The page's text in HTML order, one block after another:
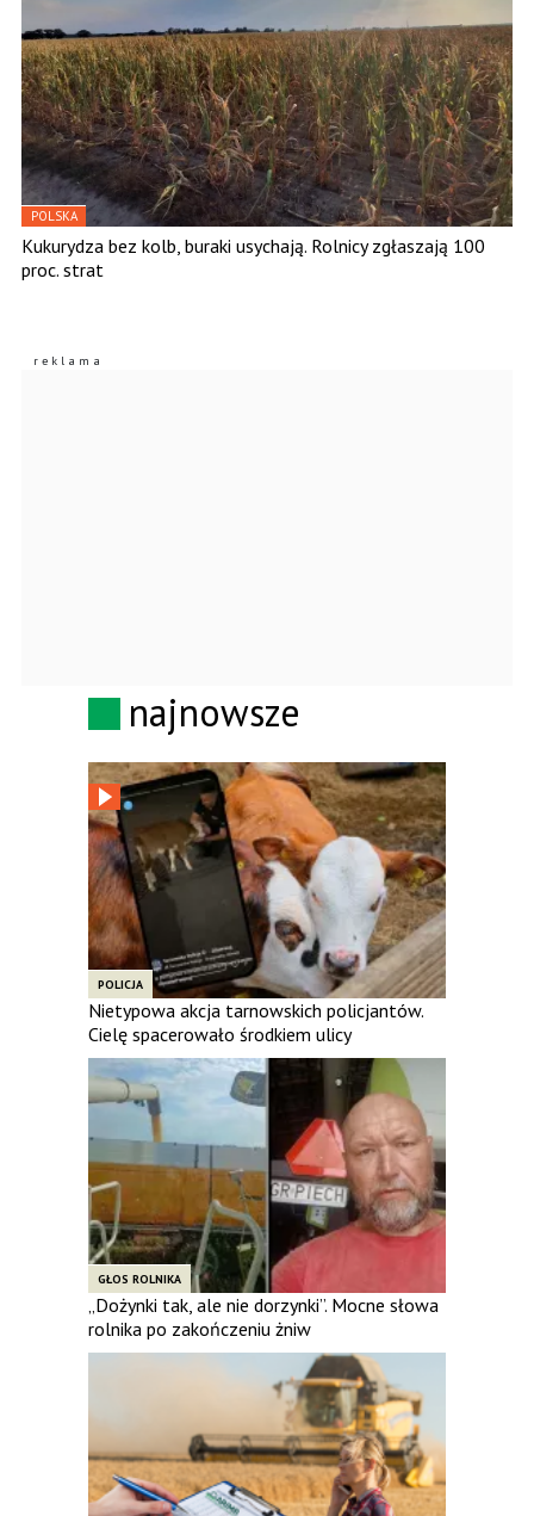
POLSKA
Kukurydza bez kolb, buraki usychają. Rolnicy zgłaszają 100
proc. strat
najnowsze
POLICJA
Nietypowa akcja tarnowskich policjantów.
Cielę spacerowało środkiem ulicy
GŁOS ROLNIKA
„Dożynki tak, ale nie dorzynki”. Mocne słowa
rolnika po zakończeniu żniw